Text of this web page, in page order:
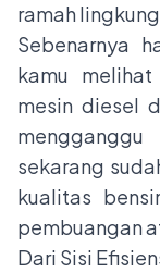
ramah
Sebenarnya
kamu
mesin diesel
sekarang
kualitas
pembuangan
Dari Sisi